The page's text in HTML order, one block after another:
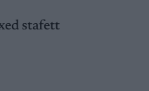
stafett